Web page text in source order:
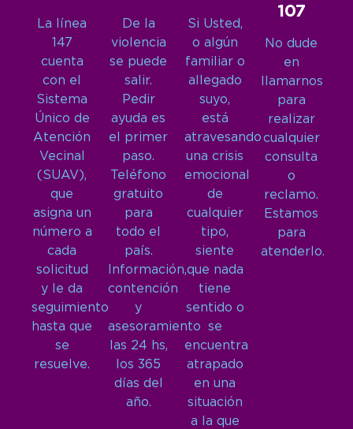
La línea
147
cuenta
con el
Sistema
Único de
Atención
Vecinal
(SUAV),
que
asigna un
número a
cada
solicitud
y le da
seguimiento
hasta que
se
resuelve.
De la
violencia
se puede
salir.
Pedir
ayuda es
el primer
paso.
Teléfono
gratuito
para
todo el
país.
Información,
contención
y
asesoramiento
las 24 hs,
los 365
días del
año.
Si Usted,
o algún
familiar o
allegado
suyo,
está
atravesando
una crisis
emocional
de
cualquier
tipo,
siente
que nada
tiene
sentido o
se
encuentra
atrapado
en una
situación
a la que
107
No dude
en
llamarnos
para
realizar
cualquier
consulta
o
reclamo.
Estamos
para
atenderlo.